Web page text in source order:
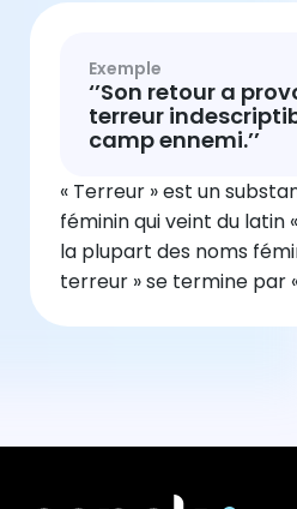
Exemple
‘’Son retour a
terreur
camp ennemi.’’
« Terreur » est un
féminin qui veint du latin
la plupart des noms
terreur » se termine par «